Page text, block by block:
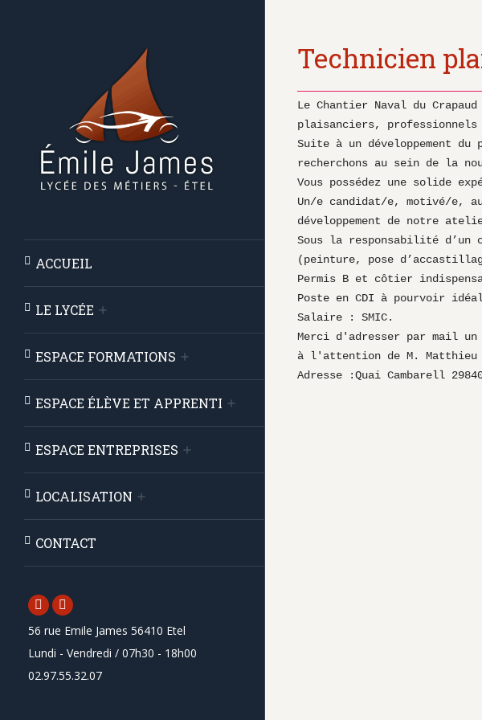
ACCUEIL
LE LYCÉE
ESPACE FORMATIONS
ESPACE ÉLÈVE ET APPRENTI
ESPACE ENTREPRISES
LOCALISATION
CONTACT
Facebook
page
opens
in
Instagram
page
opens
in
56 rue Emile James 56410 Etel
Lundi - Vendredi / 07h30 - 18h00
02.97.55.32.07
Technicien
Le Chantier Naval du
plaisanciers, professionnels
Suite à un développement
recherchons au sein de la
Vous possédez une solide
Un/e candidat/e, motivé/e,
développement de notre
Sous la responsabilité d’un
(peinture, pose
Permis B et côtier
Poste en CDI à pourvoir
Salaire : SMIC.
Merci d'adresser par mail
à l'attention de M. Matthieu